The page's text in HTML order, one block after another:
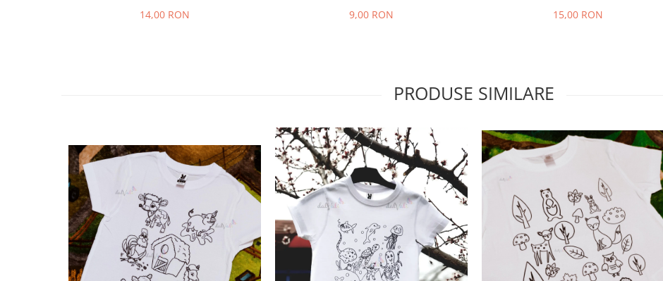
14,00 RON 9,00 RON 15,00 RON
PRODUSE SIMILARE